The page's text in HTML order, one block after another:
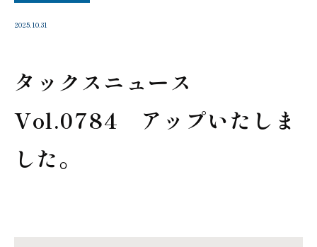
2025.10.31
タックスニュース
Vol.0784 アップいたしま
した。